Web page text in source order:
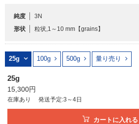
純度
3N
形状
粒状,1～10 mm 【grains】
25g 100g 500g 量り売り
25g
15,300円
在庫あり 発送予定:3～4日
カートに入れる